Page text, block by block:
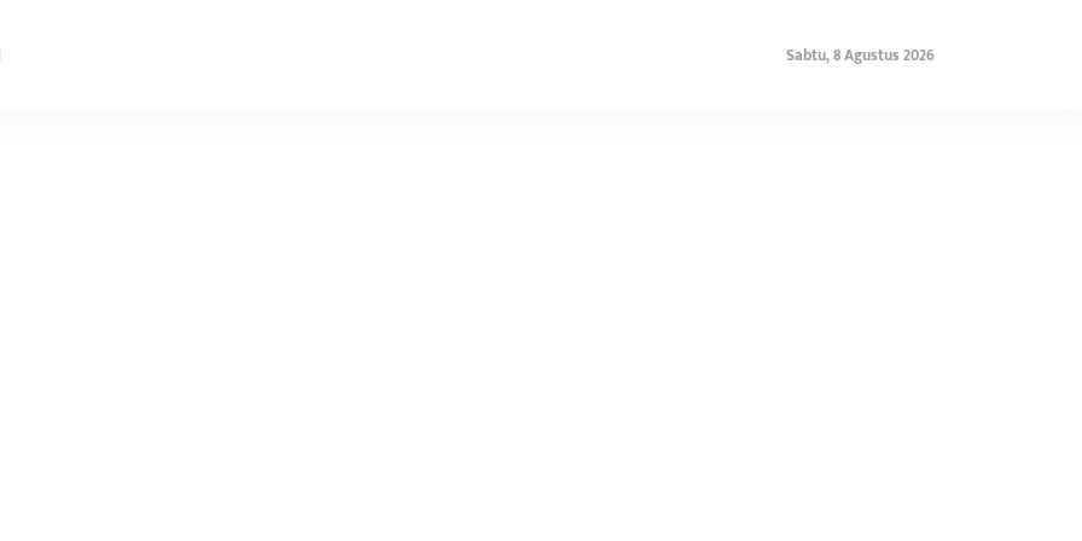
Sabtu, 8 Agustus 2026